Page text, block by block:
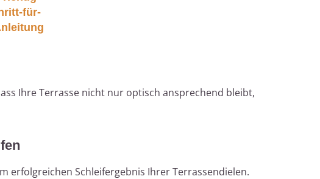
für-
Ihre Terrasse nicht nur optisch ansprechend bleibt,
erfolgreichen Schleifergebnis Ihrer Terrassendielen.